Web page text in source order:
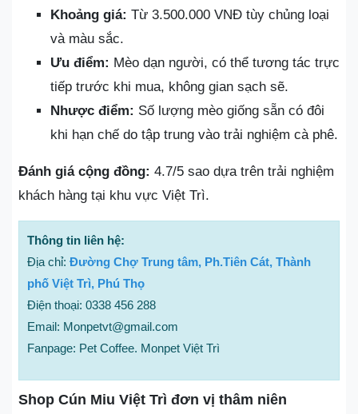
Khoảng giá: Từ 3.500.000 VNĐ tùy chủng loại
và màu sắc.
Ưu điểm: Mèo dạn người, có thể tương tác trực
tiếp trước khi mua, không gian sạch sẽ.
Nhược điểm: Số lượng mèo giống sẵn có đôi
khi hạn chế do tập trung vào trải nghiệm cà phê.
Đánh giá cộng đồng: 4.7/5 sao dựa trên trải nghiệm
khách hàng tại khu vực Việt Trì.
Thông tin liên hệ:
Địa chỉ: Đường Chợ Trung tâm, Ph.Tiên Cát, Thành
phố Việt Trì, Phú Thọ
Điện thoại: 0338 456 288
Email: Monpetvt@gmail.com
Fanpage: Pet Coffee. Monpet Việt Trì
Shop Cún Miu Việt Trì đơn vị thâm niên